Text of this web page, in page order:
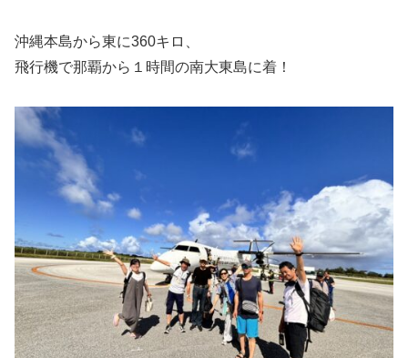
沖縄本島から東に360キロ、
飛行機で那覇から１時間の南大東島に着！